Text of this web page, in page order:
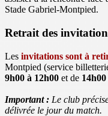
Stade Gabriel-Montpied.
Retrait des
Les invitations sont à
Montpied (service
9h00 à 12h00 et de
Important : Le club
délivrée le jour du match.